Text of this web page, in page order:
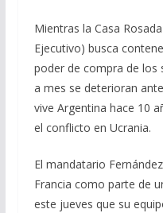
Mientras la Casa
Ejecutivo) busca
poder de compra de los
a mes se deterioran
vive Argentina hace 10
el conflicto en Ucrania.
El mandatario
Francia como parte de
este jueves que su